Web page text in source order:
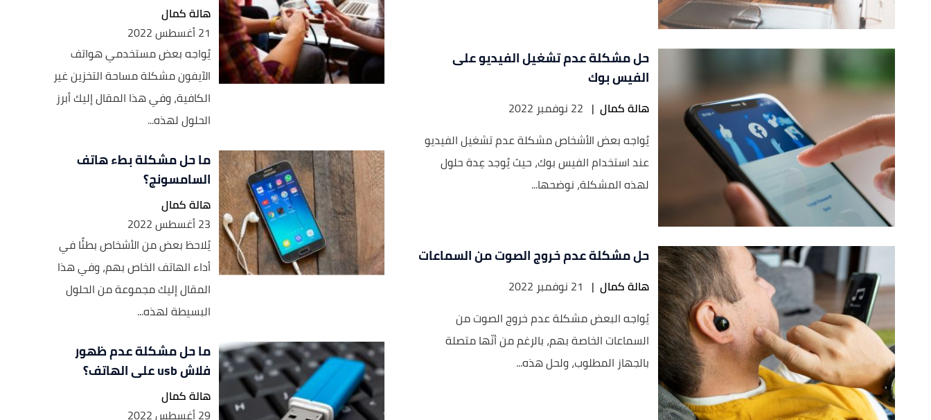
حل مشكلة عدم تشغيل الفيديو على
الفيس بوك
هالة كمال | 22 نوفمبر 2022
يُواجه بعض الأشخاص مشكلة عدم تشغيل الفيديو
عند استخدام الفيس بوك، حيث يُوجد عِدة حلول
لهذه المشكلة، نوضحها...
حل مشكلة عدم خروج الصوت من السماعات
هالة كمال | 21 نوفمبر 2022
يُواجه البعض مشكلة عدم خروج الصوت من
السماعات الخاصة بهم، بالرغم من أنّها متصلة
بالجهاز المطلوب، ولحل هذه...
هالة كمال
21 أغسطس 2022
يُواجه بعض مستخدمي هواتف
الآيفون مشكلة مساحة التخزين غير
الكافية، وفي هذا المقال إليك أبرز
الحلول لهذه...
ما حل مشكلة بطء هاتف
السامسونج؟
هالة كمال
23 أغسطس 2022
يُلاحظ بعض من الأشخاص بطئًا في
أداء الهاتف الخاص بهم، وفي هذا
المقال إليك مجموعة من الحلول
البسيطة لهذه...
ما حل مشكلة عدم ظهور
فلاش usb على الهاتف؟
هالة كمال
29 أغسطس 2022